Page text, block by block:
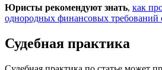
Юристы рекомендуют знать, как
однородных финансовых требований
Судебная практика